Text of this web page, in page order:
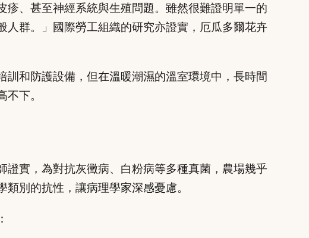
、甚至神經系統與生殖問題。雖然很難證明單一的
群。」國際勞工組織的研究亦證實，厄瓜多爾花卉
和防護設備，但在溫暖潮濕的溫室環境中，長時間
下。
實，為對抗灰黴病、白粉病等多種真菌，農場幾乎
別的抗性，讓病理學家深感憂慮。